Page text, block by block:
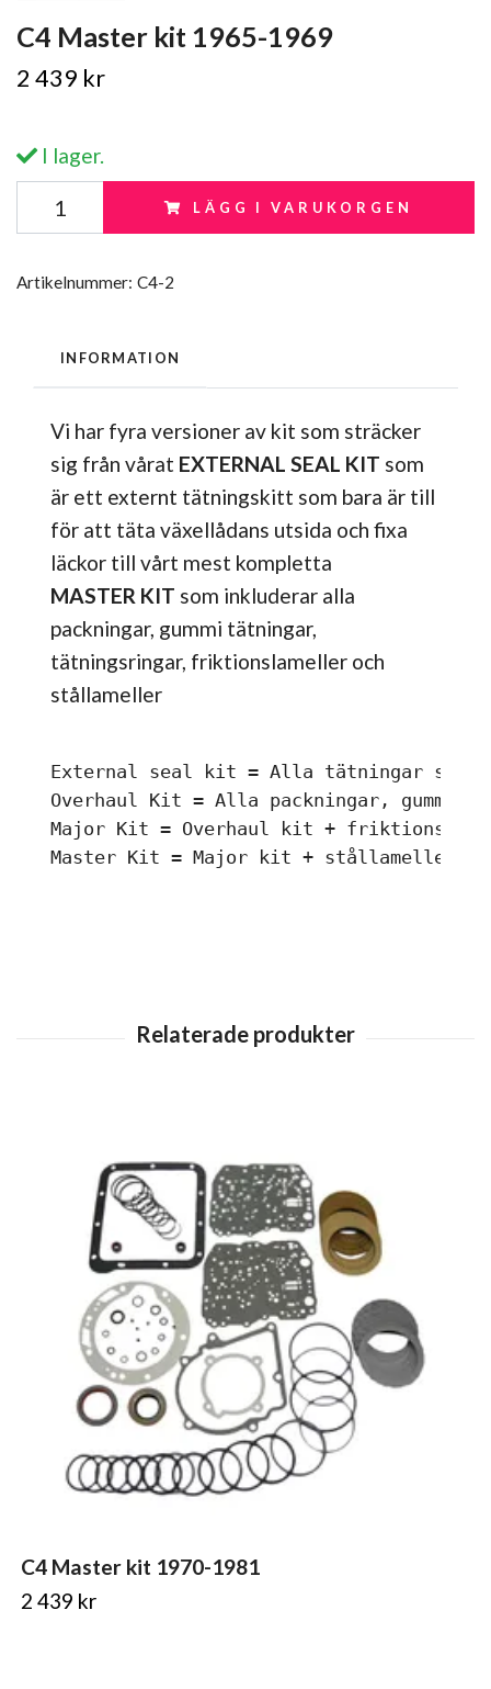
C4 Master kit 1965-1969
2 439 kr
I lager.
LÄGG I VARUKORGEN
Artikelnummer: C4-2
INFORMATION
Vi har fyra versioner av kit som sträcker
sig från vårat EXTERNAL SEAL KIT som
är ett externt tätningskitt som bara är till
för att täta växellådans utsida och fixa
läckor till vårt mest kompletta
MASTER KIT som inkluderar alla
packningar, gummi tätningar,
tätningsringar, friktionslameller och
stållameller
External seal kit = Alla tätningar som
Overhaul Kit = Alla packningar,
Major Kit = Overhaul kit +
Master Kit = Major kit + stållameller.
C4 Master kit 1970-1981
2 439 kr